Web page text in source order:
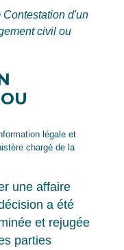
Contestation d'un
civil ou
légale et
chargé de la
une affaire
a été
et rejugée
parties